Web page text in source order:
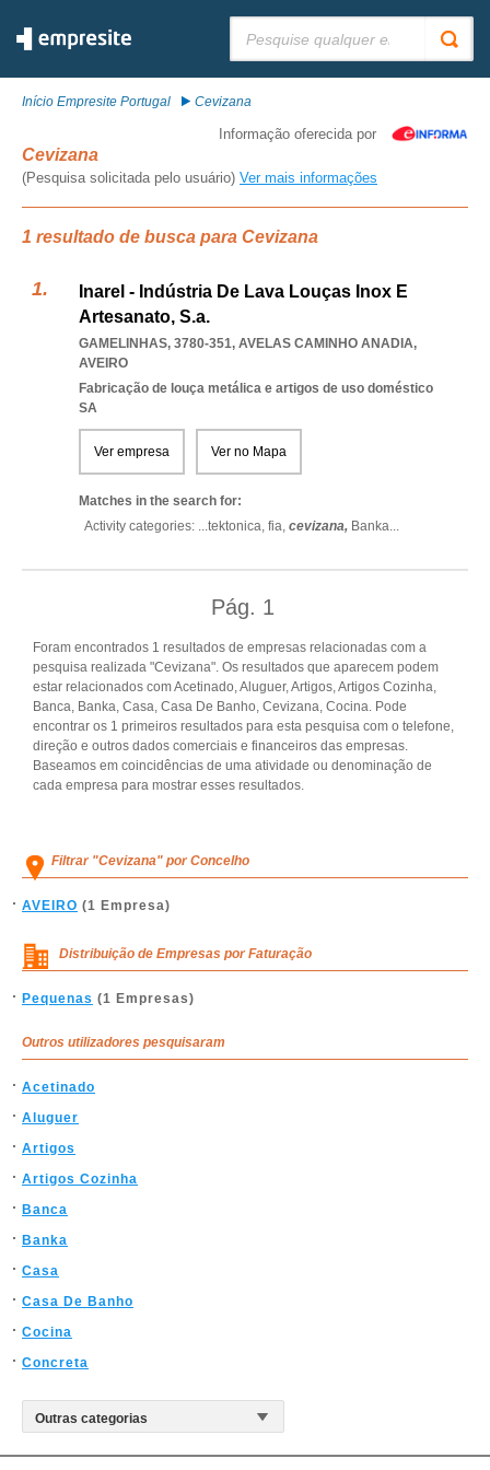
Início Empresite Portugal Cevizana
Informação oferecida por
Cevizana
(Pesquisa solicitada pelo usuário) Ver mais informações
1 resultado de busca para Cevizana
Inarel - Indústria De Lava Louças Inox E
Artesanato, S.a.
GAMELINHAS, 3780-351, AVELAS CAMINHO ANADIA,
AVEIRO
Fabricação de louça metálica e artigos de uso doméstico
SA
Ver empresa Ver no Mapa
Matches in the search for:
Activity categories: ...tektonica, fia, cevizana, Banka...
Pág. 1
Foram encontrados 1 resultados de empresas relacionadas com a
pesquisa realizada "Cevizana". Os resultados que aparecem podem
estar relacionados com Acetinado, Aluguer, Artigos, Artigos Cozinha,
Banca, Banka, Casa, Casa De Banho, Cevizana, Cocina. Pode
encontrar os 1 primeiros resultados para esta pesquisa com o telefone,
direção e outros dados comerciais e financeiros das empresas.
Baseamos em coincidências de uma atividade ou denominação de
cada empresa para mostrar esses resultados.
Filtrar "Cevizana" por Concelho
AVEIRO (1 Empresa)
Distribuição de Empresas por Faturação
Pequenas (1 Empresas)
Outros utilizadores pesquisaram
Acetinado
Aluguer
Artigos
Artigos Cozinha
Banca
Banka
Casa
Casa De Banho
Cocina
Concreta